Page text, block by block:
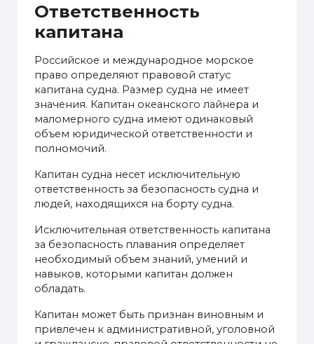
Ответственность
капитана
Российское и международное морское
право определяют правовой статус
капитана судна. Размер судна не имеет
значения. Капитан океанского лайнера и
маломерного судна имеют одинаковый
объем юридической ответственности и
полномочий.
Капитан судна несет исключительную
ответственность за безопасность судна и
людей, находящихся на борту судна.
Исключительная ответственность капитана
за безопасность плавания определяет
необходимый объем знаний, умений и
навыков, которыми капитан должен
обладать.
Капитан может быть признан виновным и
привлечен к административной, уголовной